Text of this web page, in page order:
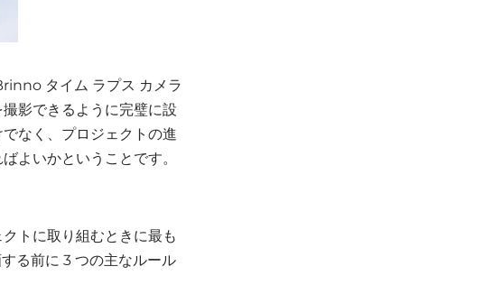
タイム ラプス カメラ
影できるように完璧に設
なく、プロジェクトの進
よいかということです。
トに取り組むときに最も
る前に 3 つの主なルール